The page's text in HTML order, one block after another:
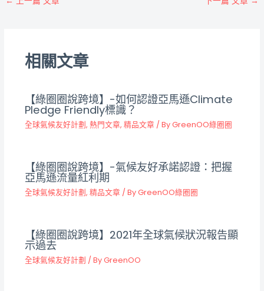
相關文章
【綠圈圈說跨境】-如何認證亞馬遜Climate
Pledge Friendly標識？
全球氣候友好計劃, 熱門文章, 精品文章 / ByGreenOO綠圈圈
【綠圈圈說跨境】-氣候友好承諾認證：把握
亞馬遜流量紅利期
全球氣候友好計劃, 精品文章 / ByGreenOO綠圈圈
【綠圈圈說跨境】2021年全球氣候狀況報告顯
示過去
全球氣候友好計劃 / ByGreenOO